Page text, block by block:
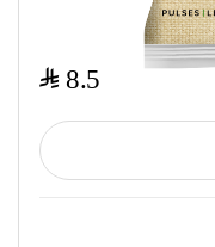
8.5
$